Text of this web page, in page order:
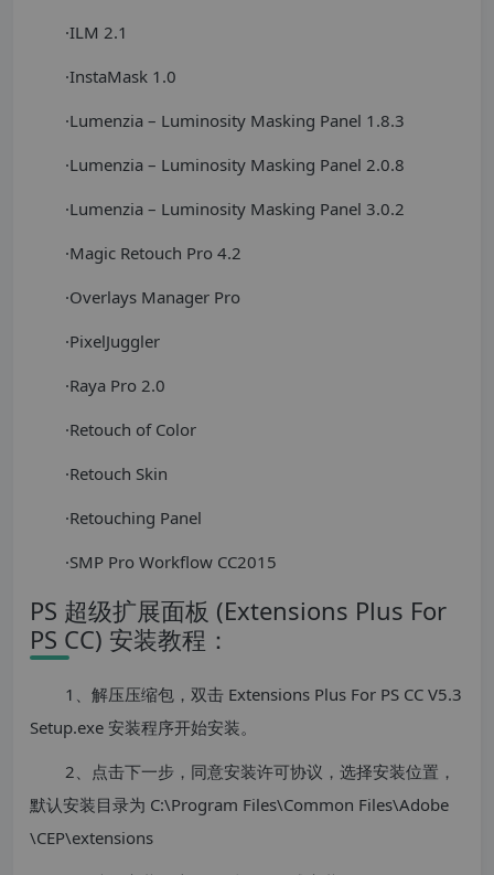
·ILM 2.1
·InstaMask 1.0
·Lumenzia – Luminosity Masking Panel 1.8.3
·Lumenzia – Luminosity Masking Panel 2.0.8
·Lumenzia – Luminosity Masking Panel 3.0.2
·Magic Retouch Pro 4.2
·Overlays Manager Pro
·PixelJuggler
·Raya Pro 2.0
·Retouch of Color
·Retouch Skin
·Retouching Panel
·SMP Pro Workflow CC2015
PS 超级扩展面板 (Extensions Plus For
PS CC) 安装教程：
1、解压压缩包，双击 Extensions Plus For PS CC V5.3
Setup.exe 安装程序开始安装。
2、点击下一步，同意安装许可协议，选择安装位置，
默认安装目录为 C:\Program Files\Common Files\Adobe
\CEP\extensions